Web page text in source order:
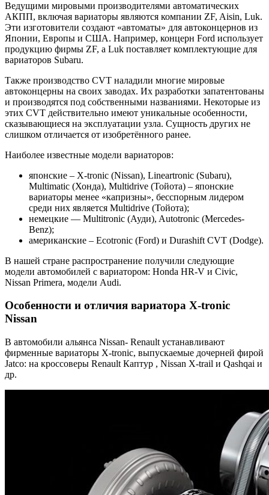
Ведущими мировыми производителями автоматических
АКПП, включая вариаторы являются компании ZF, Aisin, Luk.
Эти изготовители создают «автоматы» для автоконцернов из
Японии, Европы и США. Например, концерн Ford использует
продукцию фирмы ZF, а Luk поставляет комплектующие для
вариаторов Subaru.
Также производство CVT наладили многие мировые
автоконцерны на своих заводах. Их разработки запатентованы
и производятся под собственными названиями. Некоторые из
этих CVT действительно имеют уникальные особенности,
сказывающиеся на эксплуатации узла. Сущность других не
слишком отличается от изобретённого ранее.
Наиболее известные модели вариаторов:
японские – X-tronic (Nissan), Lineartronic (Subaru),
Multimatic (Хонда), Multidrive (Тойота) – японские
вариаторы менее «капризны», бесспорным лидером
среди них является Multidrive (Тойота);
немецкие — Multitronic (Ауди), Autotronic (Mercedes-
Benz);
американские – Ecotronic (Ford) и Durashift CVT (Dodge).
В нашей стране распространение получили следующие
модели автомобилей с вариатором: Honda HR-V и Civic,
Nissan Primera, модели Audi.
Особенности и отличия вариатора X-tronic
Nissan
В автомобили альянса Nissan- Renault устанавливают
фирменные вариаторы X-tronic, выпускаемые дочерней фирой
Jatco: на кроссоверы Renault Каптур , Nissan X-trail и Qashqai и
др.